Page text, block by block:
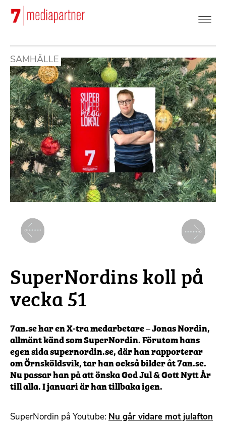
Hoppa
huvudinnehåll
SAMHÄLLE
SuperNordins koll på
vecka 51
7an.se har en X-tra medarbetare – Jonas Nordin,
allmänt känd som SuperNordin. Förutom hans
egen sida supernordin.se, där han rapporterar
om Örnsköldsvik, tar han också bilder åt 7an.se.
Nu passar han på att önska God Jul & Gott Nytt År
till alla. I januari är han tillbaka igen.
SuperNordin på Youtube: Nu går vidare mot julafton